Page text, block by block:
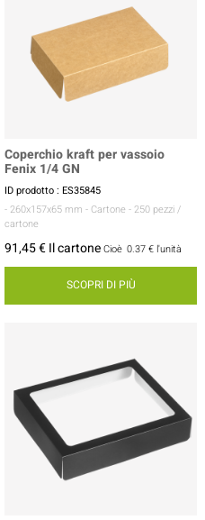
Coperchio kraft per vassoio
Fenix 1/4 GN
ID prodotto : ES35845
- 260x157x65 mm - Cartone - 250 pezzi /
cartone
91,45 € Il cartoneCioè 0.37 € l'unità
SCOPRI DI PIÙ